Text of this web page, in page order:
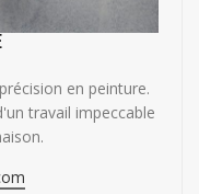
en peinture.
travail impeccable